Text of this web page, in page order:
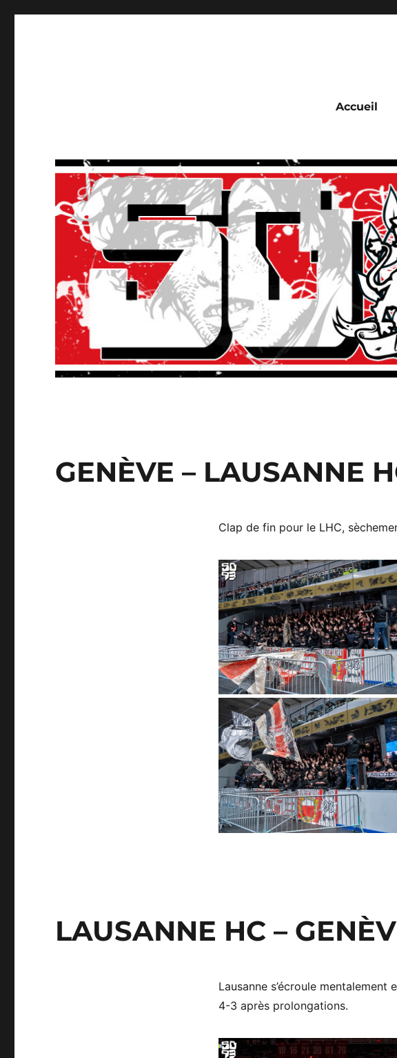
Accueil
GENÈVE – LAUSANNE
Clap de fin pour le LHC,
LAUSANNE HC –
Lausanne s’écroule
4-3 après prolongations.